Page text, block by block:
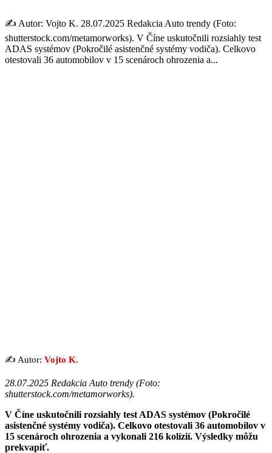
✍️ Autor: Vojto K. 28.07.2025 Redakcia Auto trendy (Foto:
shutterstock.com/metamorworks). V Číne uskutočnili rozsiahly test
ADAS systémov (Pokročilé asistenčné systémy vodiča). Celkovo
otestovali 36 automobilov v 15 scenároch ohrozenia a...
✍️ Autor: Vojto K.
28.07.2025 Redakcia Auto trendy (Foto:
shutterstock.com/metamorworks).
V Číne uskutočnili rozsiahly test ADAS systémov (Pokročilé
asistenčné systémy vodiča). Celkovo otestovali 36 automobilov v
15 scenároch ohrozenia a vykonali 216 kolízií. Výsledky môžu
prekvapiť.